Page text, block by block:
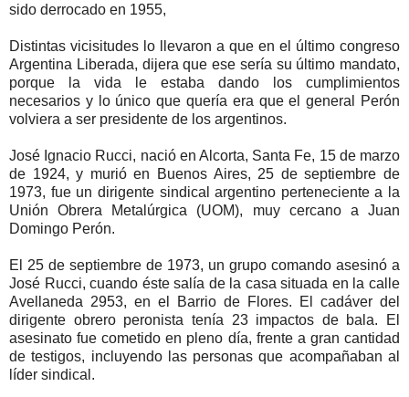
sido derrocado en 1955,
Distintas vicisitudes lo llevaron a que en el último congreso
Argentina Liberada, dijera que ese sería su último mandato,
porque la vida le estaba dando los cumplimientos
necesarios y lo único que quería era que el general Perón
volviera a ser presidente de los argentinos.
José Ignacio Rucci, nació en Alcorta, Santa Fe, 15 de marzo
de 1924, y murió en Buenos Aires, 25 de septiembre de
1973, fue un dirigente sindical argentino perteneciente a la
Unión Obrera Metalúrgica (UOM), muy cercano a Juan
Domingo Perón.
El 25 de septiembre de 1973, un grupo comando asesinó a
José Rucci, cuando éste salía de la casa situada en la calle
Avellaneda 2953, en el Barrio de Flores. El cadáver del
dirigente obrero peronista tenía 23 impactos de bala. El
asesinato fue cometido en pleno día, frente a gran cantidad
de testigos, incluyendo las personas que acompañaban al
líder sindical.